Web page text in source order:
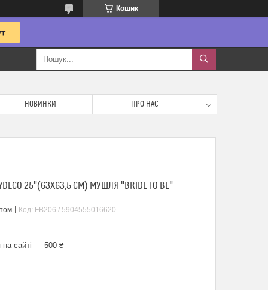
Кошик
НОВИНКИ ПРО НАС
25"(63Х63,5 СМ) МУШЛЯ "BRIDE TO BE"
Код: FB206 / 5904555016620
на сайті — 500 ₴